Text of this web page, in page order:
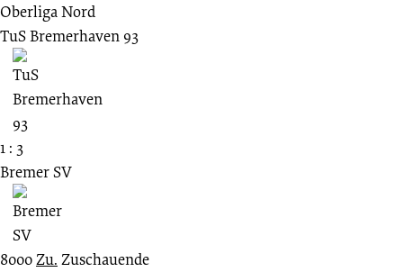
Oberliga Nord
TuS Bremerhaven 93
1 : 3
Bremer SV
8000Zu. Zuschauende